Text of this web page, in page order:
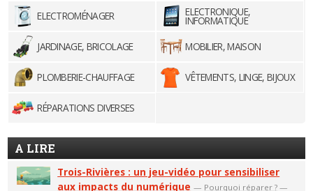
ELECTROMÉNAGER ELECTRONIQUE,
INFORMATIQUE
JARDINAGE, BRICOLAGE
MOBILIER, MAISON
PLOMBERIE-CHAUFFAGE VÊTEMENTS, LINGE, BIJOUX
RÉPARATIONS DIVERSES
A LIRE
Trois-Rivières : un jeu-vidéo pour sensibiliser
aux impacts du numérique — Pourquoi réparer ? —